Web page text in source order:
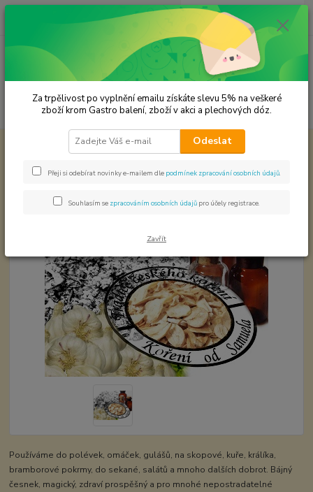
Menu
Hledat
ks
za 0,00 Kč
KOŘENÍ JEDNODRUHOVÉ Česnek floky
Česnek floky
Používáme do polévek, omáček, gulášů, na skopové, kuře, králíka,
bramborové pokrmy, do sekané, salátů a mnoho dalších dobrot. Bájný
česnek, magický, zdraví prospěšný a pro mnohé nepostradatelné
Za trpělivost po vyplnění emailu získáte slevu 5% na veškeré
zboží krom Gastro balení, zboží v akci a plechových dóz.
Odeslat
Přeji si odebírat novinky e-mailem dle podmínek zpracování osobních údajů
Souhlasím se zpracováním osobních údajů pro účely registrace.
Zavřít